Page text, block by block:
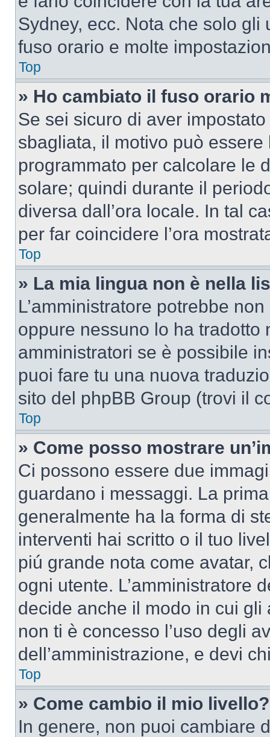
Sydney, ecc. Nota che solo
fuso orario e molte
Top
» Ho cambiato il fuso orario
Se sei sicuro di aver
sbagliata, il motivo può essere
programmato per calcolare le
solare; quindi durante il
diversa dall’ora locale. In tal
per far coincidere l’ora
Top
» La mia lingua non è nella
L’amministratore potrebbe
oppure nessuno lo ha
amministratori se è possibile
puoi fare tu una nuova
sito del phpBB Group (trovi il
Top
» Come posso mostrare
Ci possono essere due
guardano i messaggi. La
generalmente ha la forma di
interventi hai scritto o il tuo
piú grande nota come avatar,
ogni utente. L’amministratore
decide anche il modo in cui
non ti è concesso l’uso degli
dell’amministrazione, e devi
Top
» Come cambio il mio livello?
In genere, non puoi cambiare